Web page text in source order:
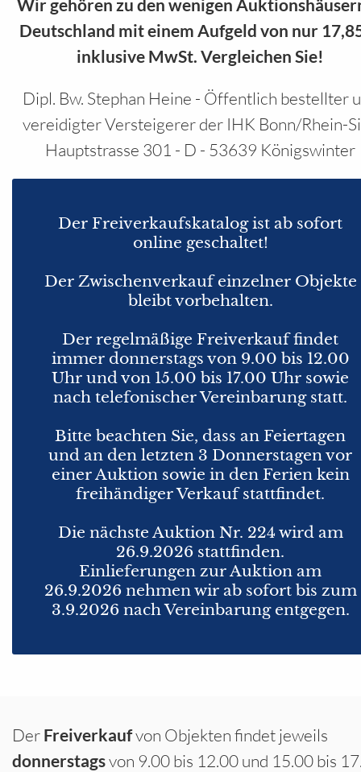
Wir gehören zu den wenigen
Deutschland mit einem Aufgeld von nur
inklusive MwSt. Vergleichen Sie!
Dipl. Bw. Stephan Heine - Öffentlich bestellter
vereidigter Versteigerer der IHK Bonn/Rhein-
Hauptstrasse 301 - D - 53639 Königswinter
Der Freiverkaufskatalog ist ab sofort
online geschaltet!
Der Zwischenverkauf einzelner Objekte
bleibt vorbehalten.
Der regelmäßige Freiverkauf findet
immer donnerstags von 9.00 bis 12.00
Uhr und von 15.00 bis 17.00 Uhr sowie
nach telefonischer Vereinbarung statt.
Bitte beachten Sie, dass an Feiertagen
und an den letzten 3 Donnerstagen vor
einer Auktion sowie in den Ferien kein
freihändiger Verkauf stattfindet.
Die nächste Auktion Nr. 224 wird am
26.9.2026 stattfinden.
Einlieferungen zur Auktion am
26.9.2026 nehmen wir ab sofort bis zum
3.9.2026 nach Vereinbarung entgegen.
Der Freiverkaufvon Objekten findet jeweils
donnerstagsvon 9.00 bis 12.00 und 15.00 bis